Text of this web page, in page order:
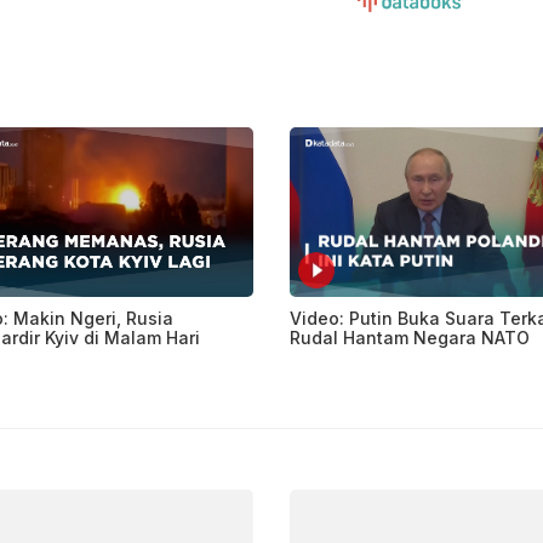
Makin Ngeri, Rusia
Kyiv di Malam Hari
Video: Putin Buka Suara
Rudal Hantam Negara NATO